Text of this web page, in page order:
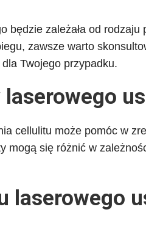
będzie zależała od
zawsze warto
Twojego przypadku.
cellulitu może pomóc w
mogą się różnić w
laserowego